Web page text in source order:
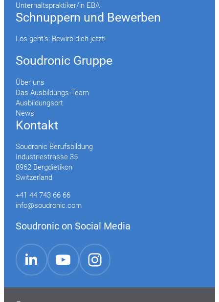
Unterhaltspraktiker/in EBA
Schnuppern und Bewerben
Los geht’s: Bewirb dich jetzt!
Soudronic Gruppe
Über uns
Das Ausbildungs-Team
Ausbildungsort
News
Kontakt
Soudronic Berufsbildung
Industriestrasse 35
8962 Bergdietikon
Switzerland
+41 44 743 66 66
info@soudronic.com
Soudronic on Social Media
LinkedIn
YouTube Instagram